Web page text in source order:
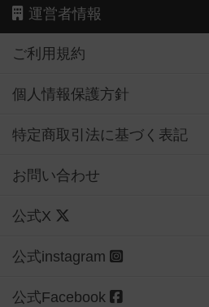
運営者情報
ご利用規約
個人情報保護方針
特定商取引法に基づく表記
お問い合わせ
公式X
公式instagram
公式Facebook